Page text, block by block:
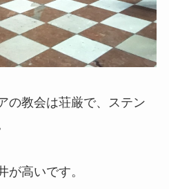
の教会は荘厳で、ステン
が高いです。